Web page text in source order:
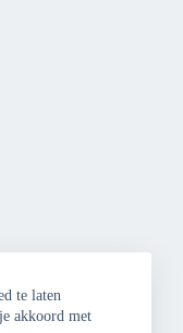
te laten
akkoord met